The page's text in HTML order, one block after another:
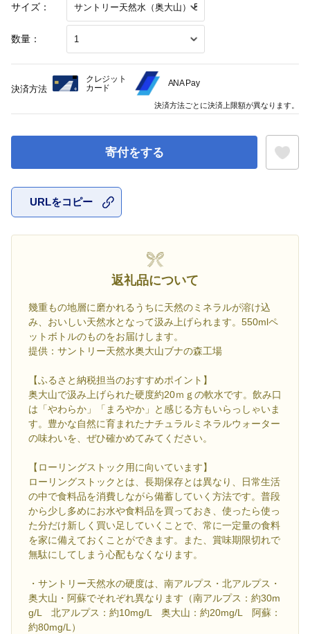
サイズ：
数量：
寄付をする
URLをコピー
返礼品について
幾重もの地層に磨かれるうちに天然のミネラルが溶け込
み、おいしい天然水となって汲み上げられます。550mlペ
ットボトルのものをお届けします。
提供：サントリー天然水奥大山ブナの森工場
【ふるさと納税担当のおすすめポイント】
奥大山で汲み上げられた硬度約20ｍｇの軟水です。飲み口
は「やわらか」「まろやか」と感じる方もいらっしゃいま
す。豊かな自然に育まれたナチュラルミネラルウォーター
の味わいを、ぜひ確かめてみてください。
【ローリングストック用に向いています】
ローリングストックとは、長期保存とは異なり、日常生活
の中で食料品を消費しながら備蓄していく方法です。普段
から少し多めにお水や食料品を買っておき、使ったら使っ
た分だけ新しく買い足していくことで、常に一定量の食料
を家に備えておくことができます。また、賞味期限切れで
無駄にしてしまう心配もなくなります。
・サントリー天然水の硬度は、南アルプス・北アルプス・
奥大山・阿蘇でそれぞれ異なります（南アルプス：約30m
g/L 北アルプス：約10mg/L 奥大山：約20mg/L 阿蘇：
約80mg/L）
決済方法
クレジット
カード
ANA Pay
決済方法ごとに決済上限額が異なります。